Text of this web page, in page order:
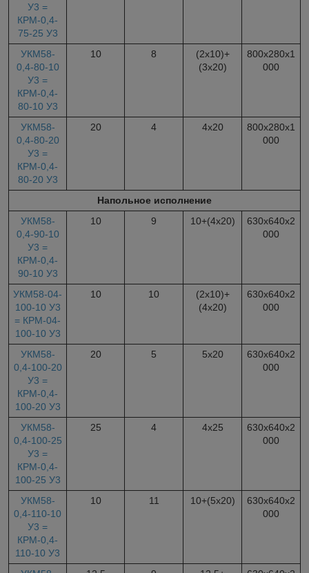
У3 =
КРМ-0,4-
75-25 У3
УКМ58-
0,4-80-10
У3 =
КРМ-0,4-
80-10 У3
10 8
(2х10)+
(3х20)
800х280х1
000
УКМ58-
0,4-80-20
У3 =
КРМ-0,4-
80-20 У3
20 4 4х20
800х280х1
000
Напольное исполнение
УКМ58-
0,4-90-10
У3 =
КРМ-0,4-
90-10 У3
10 9 10+(4х20)
630х640х2
000
УКМ58-04-
100-10 У3
= КРМ-04-
100-10 У3
10 10
(2х10)+
(4х20)
630х640х2
000
УКМ58-
0,4-100-20
У3 =
КРМ-0,4-
100-20 У3
20 5 5х20
630х640х2
000
УКМ58-
0,4-100-25
У3 =
КРМ-0,4-
100-25 У3
25 4 4х25
630х640х2
000
УКМ58-
0,4-110-10
У3 =
КРМ-0,4-
110-10 У3
10 11 10+(5х20)
630х640х2
000